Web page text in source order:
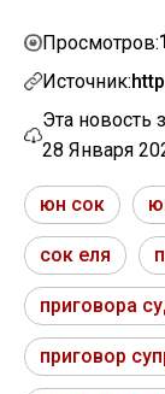
Просмотров:
Источник:
Эта новость
28 Января
юн сок
сок еля
приговора
приговор